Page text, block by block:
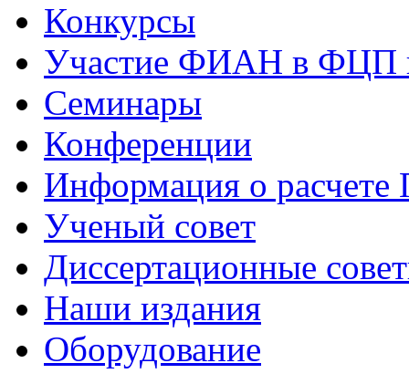
Конкурсы
Участие ФИАН в ФЦП
Семинары
Конференции
Информация о
Ученый совет
Диссертационные
Наши издания
Оборудование